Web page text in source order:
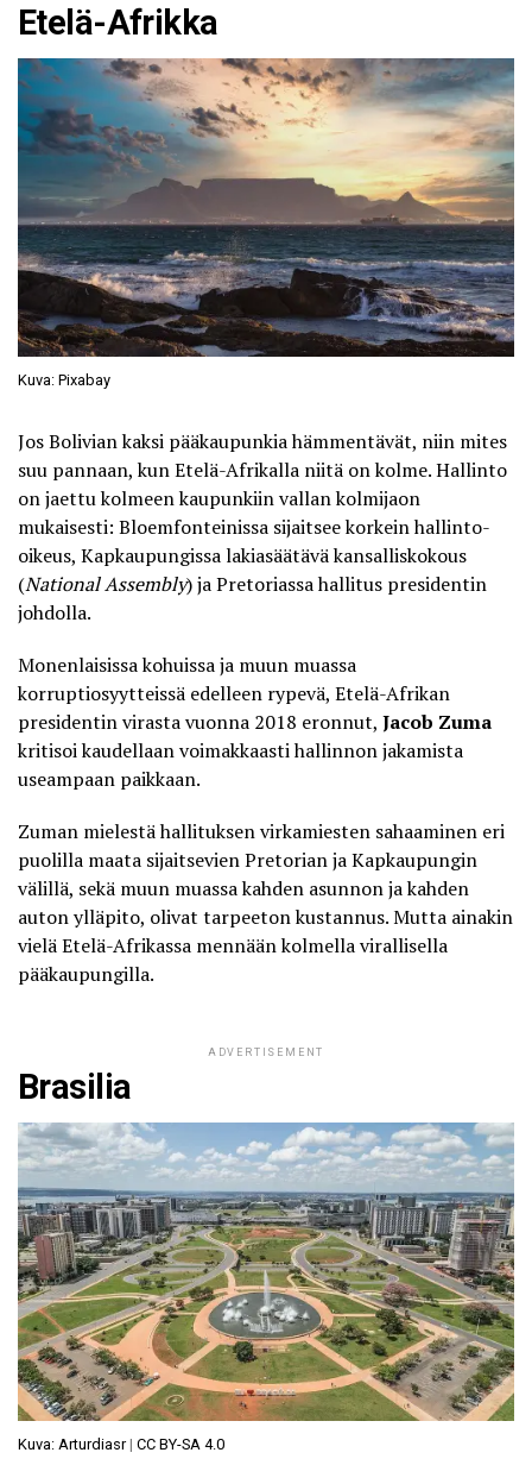
Etelä-Afrikka
Kuva: Pixabay
Jos Bolivian kaksi pääkaupunkia hämmentävät, niin mites
suu pannaan, kunEtelä-Afrikalla niitä on kolme. Hallinto
on jaettu kolmeen kaupunkiin vallan kolmijaon
mukaisesti: Bloemfonteinissa sijaitsee korkein hallinto-
oikeus, Kapkaupungissa lakiasäätävä kansalliskokous
(National Assembly) ja Pretoriassa hallitus presidentin
johdolla.
Monenlaisissa kohuissa ja muun muassa
korruptiosyytteissä edelleen rypevä, Etelä-Afrikan
presidentin virasta vuonna 2018 eronnut, Jacob Zuma
kritisoi kaudellaan voimakkaasti hallinnon jakamista
useampaan paikkaan.
Zuman mielestä hallituksen virkamiesten sahaaminen eri
puolilla maata sijaitsevien Pretorian ja Kapkaupungin
välillä, sekä muun muassa kahden asunnon ja kahden
auton ylläpito, olivat tarpeeton kustannus. Mutta ainakin
vielä Etelä-Afrikassa mennään kolmella virallisella
pääkaupungilla.
ADVERTISEMENT
Brasilia
Kuva: Arturdiasr| CC BY-SA 4.0